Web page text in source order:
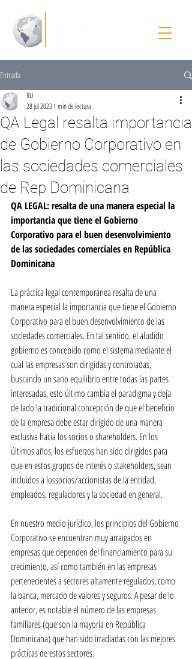
Entrada
QA Legal resalta importancia
de Gobierno Corporativo en
las sociedades comerciales
de Rep Dominicana
RLI
28 jul 20231 min de lectura
QA LEGAL: resalta de una manera especial la
importancia que tiene el Gobierno
Corporativo para el buen desenvolvimiento
de las sociedades comerciales en República
Dominicana
La práctica legal contemporánea resalta de una
manera especial la importancia que tiene el Gobierno
Corporativo para el buen desenvolvimiento de las
sociedades comerciales. En tal sentido, el aludido
gobierno es concebido como el sistema mediante el
cual las empresas son dirigidas y controladas,
buscando un sano equilibrio entre todas las partes
interesadas, esto último cambia el paradigma y deja
de lado la tradicional concepción de que el beneficio
de la empresa debe estar dirigido de una manera
exclusiva hacia los socios o shareholders. En los
últimos años, los esfuerzos han sido dirigidos para
que en estos grupos de interés o stakeholders, sean
incluidos a lossocios/accionistas de la entidad,
empleados, reguladores y la sociedad en general.
En nuestro medio jurídico, los principios del Gobierno
Corporativo se encuentran muy arraigados en
empresas que dependen del financiamiento para su
crecimiento, así como también en las empresas
pertenecientes a sectores altamente regulados, como
la banca, mercado de valores y seguros. A pesar de lo
anterior, es notable el número de las empresas
familiares (que son la mayoría en República
Dominicana) que han sido irradiadas con las mejores
prácticas de estos sectores.